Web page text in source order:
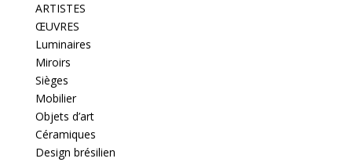
ARTISTES
ŒUVRES
Luminaires
Miroirs
Sièges
Mobilier
Objets d’art
Céramiques
Design brésilien